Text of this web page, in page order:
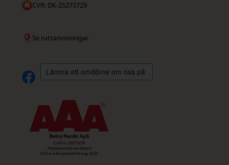
CVR: DK-25273729
Se ruttanvisningar